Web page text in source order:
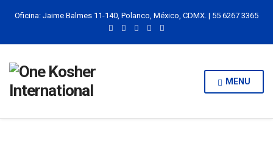
Oficina: Jaime Balmes 11-140, Polanco, México, CDMX. | 55 6267 3365
MENU